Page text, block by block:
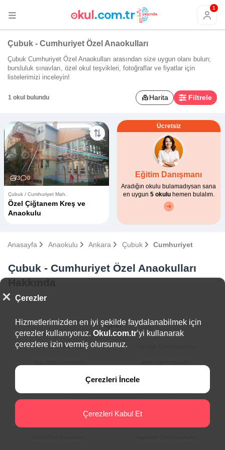
1
Çubuk - Cumhuriyet Özel Anaokulları
Çubuk Cumhuriyet Özel Anaokulları arasından size uygun olanı bulun;
bursluluk sınavları, özel okul teşvikleri, fotoğraflar ve fiyatlar için
listelerimizi inceleyin!
1 okul bulundu Harita Filtrele
3 0
Çubuk / Cumhuriyet Mah.
Özel Çiğtanem Kreş ve
Anaokulu
Ücretsiz
Eğitim Danışmanı
Aradığın okulu bulamadıysan sana
en uygun 5 okuluhemen bulalım.
Anasayfa Anaokulu Ankara Çubuk Cumhuriyet
Çubuk - Cumhuriyet Özel Anaokulları
İlçeler
Akyurt Özel Anaokulları
Beypazarı Özel Anaokulları Çamlıdere Özel Anaokulları
Çerezler
Hizmetlerimizden en iyi şekilde faydalanabilmek için
çerezler kullanıyoruz. Okul.com.tr’yi kullanarak
çerezlere izin vermiş olursunuz.
Çerezleri İncele
Çerezleri Kabul Et